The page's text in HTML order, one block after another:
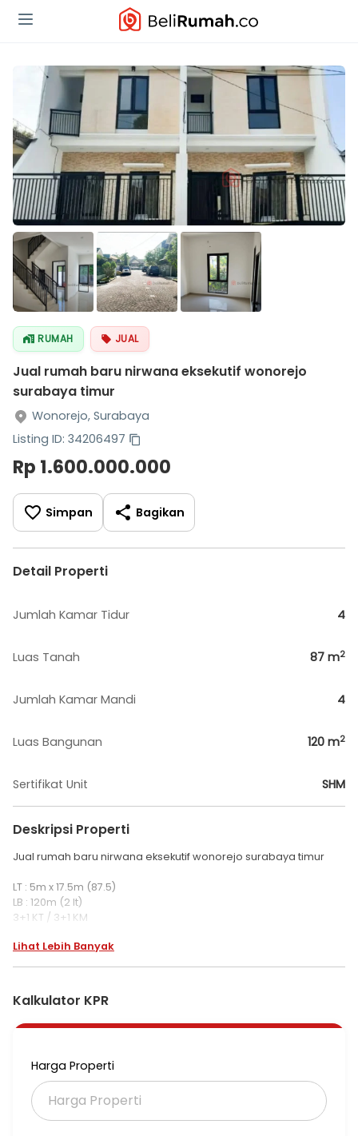
RUMAH JUAL
Jual rumah baru nirwana eksekutif wonorejo
surabaya timur
Wonorejo, Surabaya
Listing ID: 34206497
Rp 1.600.000.000
Simpan Bagikan
Detail Properti
Jumlah Kamar Tidur 4
Luas Tanah 87 m2
Jumlah Kamar Mandi 4
Luas Bangunan 120 m2
Sertifikat Unit SHM
Deskripsi Properti
Jual rumah baru nirwana eksekutif wonorejo surabaya timur
LT : 5m x 17.5m (87.5)
LB : 120m (2 lt)
3+1 KT / 3+1 KM
Row 3 mobil
Harga 1.75 M
Promo 1.6 M aja
Lihat Lebih Banyak
Kalkulator KPR
Harga Properti